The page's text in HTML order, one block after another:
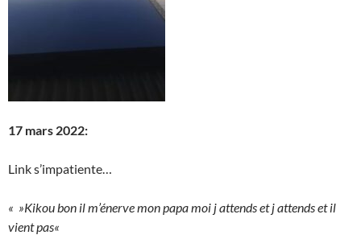
17 mars 2022:
Link s’impatiente…
« »Kikou bon il m’énerve mon papa moi j attends et j attends et il
vient pas«